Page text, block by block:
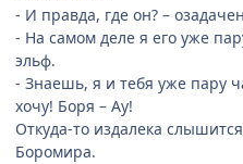
- И правда, где он? –
- На самом деле я его уже
эльф.
- Знаешь, я и тебя уже пару
хочу! Боря – Ау!
Откуда-то издалека
Боромира.